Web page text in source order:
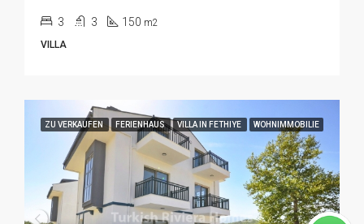
3 3 150 m2
VILLA
ZU VERKAUFEN FERIENHAUS VILLA IN FETHIYE WOHNIMMOBILIE